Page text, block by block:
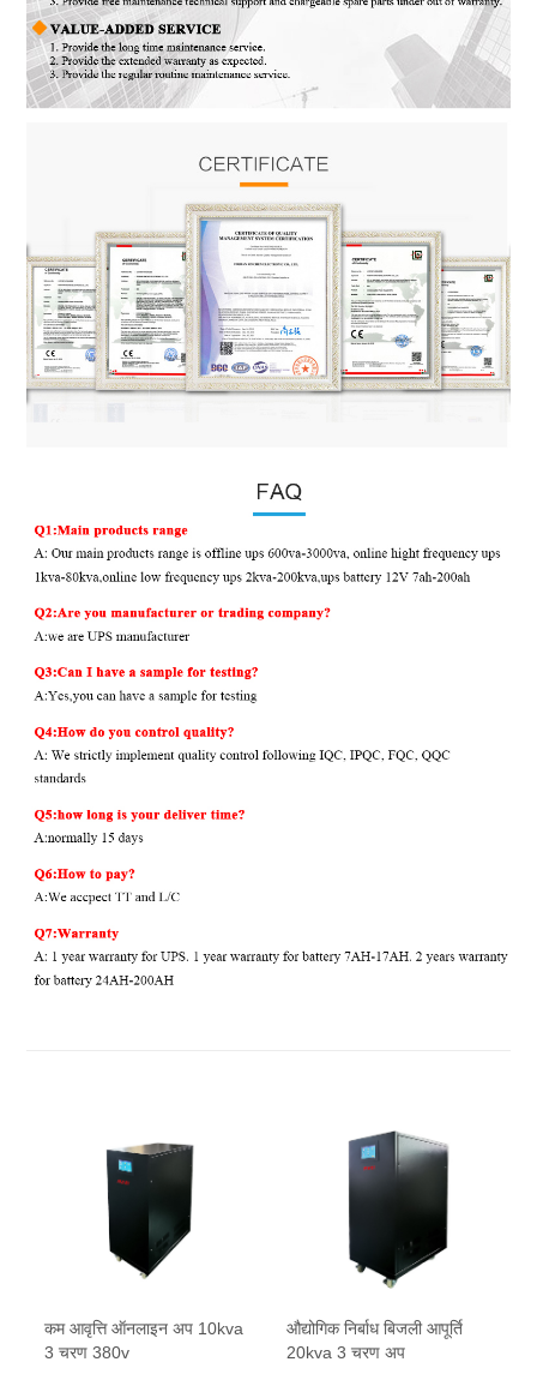
कम आवृत्ति ऑनलाइन अप 10kva
3 चरण 380v
औद्योगिक निर्बाध बिजली आपूर्ति
20kva 3 चरण अप